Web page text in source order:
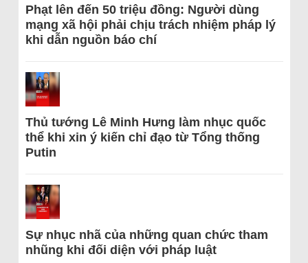
Phạt lên đến 50 triệu đồng: Người dùng
mạng xã hội phải chịu trách nhiệm pháp lý
khi dẫn nguồn báo chí
Thủ tướng Lê Minh Hưng làm nhục quốc
thể khi xin ý kiến chỉ đạo từ Tổng thống
Putin
Sự nhục nhã của những quan chức tham
nhũng khi đối diện với pháp luật